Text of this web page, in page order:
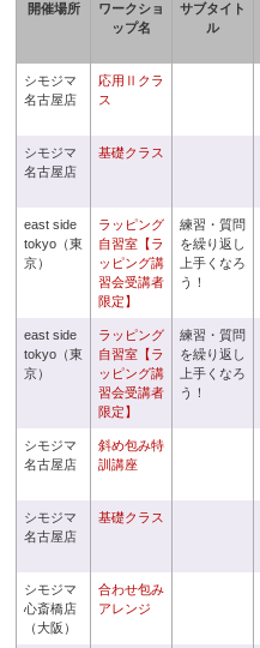
開催場所
ワークショ
ップ名
サブタイト
ル
シモジマ
名古屋店
応用Ⅱクラ
ス
シモジマ
名古屋店
基礎クラス
east side
tokyo（東
京）
ラッピング
自習室【ラ
ッピング講
習会受講者
限定】
練習・質問
を繰り返し
上手くなろ
う！
east side
tokyo（東
京）
ラッピング
自習室【ラ
ッピング講
習会受講者
限定】
練習・質問
を繰り返し
上手くなろ
う！
シモジマ
名古屋店
斜め包み特
訓講座
シモジマ
名古屋店
基礎クラス
シモジマ
心斎橋店
（大阪）
合わせ包み
アレンジ